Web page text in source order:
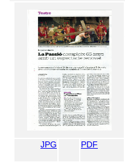
JPG PDF